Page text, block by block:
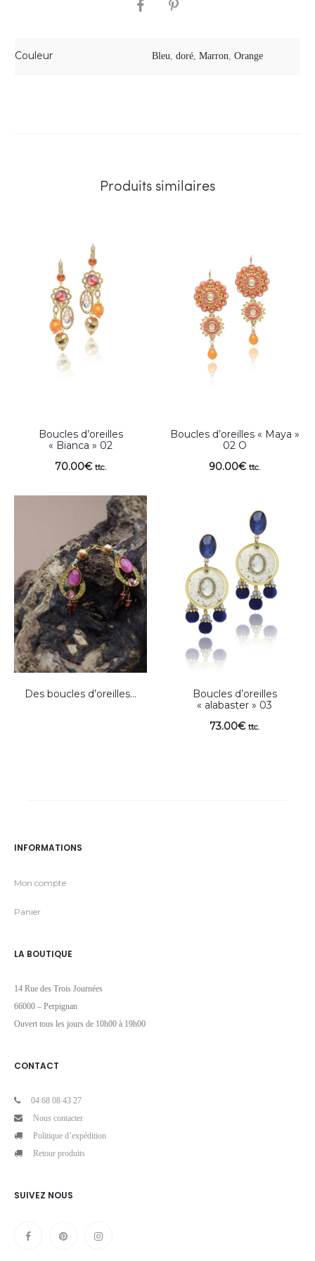
SHARE
Couleur Bleu, doré, Marron, Orange
Produits similaires
Boucles d’oreilles
« Bianca » 02
70.00€ ttc.
Boucles d’oreilles « Maya »
02 O
90.00€ ttc.
Des boucles d’oreilles…
Boucles d’oreilles
« alabaster » 03
73.00€ ttc.
INFORMATIONS
Mon compte
Panier
LA BOUTIQUE
14 Rue des Trois Journées
66000 – Perpignan
Ouvert tous les jours de 10h00 à 19h00
CONTACT
04 68 08 43 27
Nous contacter
Politique d’expédition
Retour produits
SUIVEZ NOUS